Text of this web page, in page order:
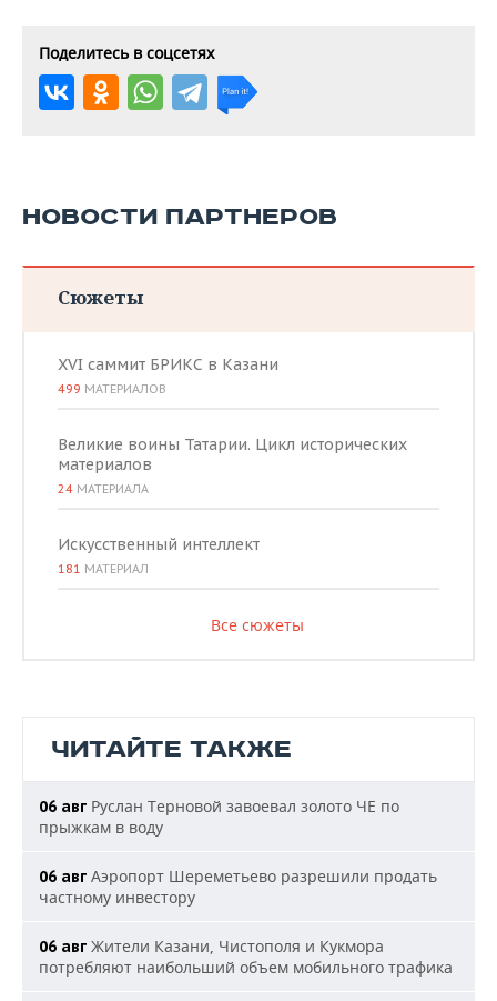
Поделитесь в соцсетях
НОВОСТИ ПАРТНЕРОВ
Сюжеты
XVI саммит БРИКС в Казани
499 МАТЕРИАЛОВ
Великие воины Татарии. Цикл исторических
материалов
24 МАТЕРИАЛА
Искусственный интеллект
181 МАТЕРИАЛ
Все сюжеты
ЧИТАЙТЕ ТАКЖЕ
06 авг Руслан Терновой завоевал золото ЧЕ по
прыжкам в воду
06 авг Аэропорт Шереметьево разрешили продать
частному инвестору
06 авг Жители Казани, Чистополя и Кукмора
потребляют наибольший объем мобильного трафика